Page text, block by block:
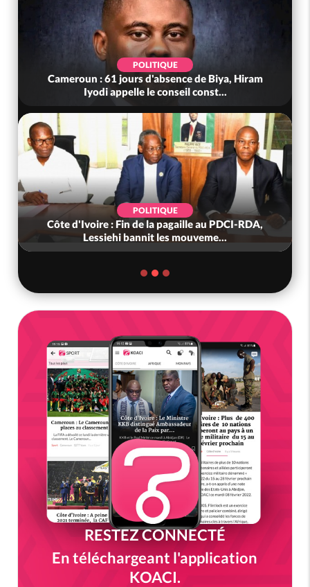
POLITIQUE
Cameroun : 61 jours d'absence de Biya, Hiram
Iyodi appelle le conseil const...
POLITIQUE
Côte d'Ivoire : Fin de la pagaille au PDCI-RDA,
Lessiehi bannit les mouveme...
RESTEZ CONNECTÉ
En téléchargeant l'application
KOACI.